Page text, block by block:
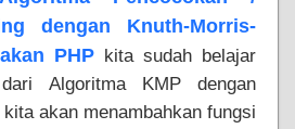
dengan Knuth-Morris-
PHP kita sudah belajar
Algoritma KMP dengan
akan menambahkan fungsi